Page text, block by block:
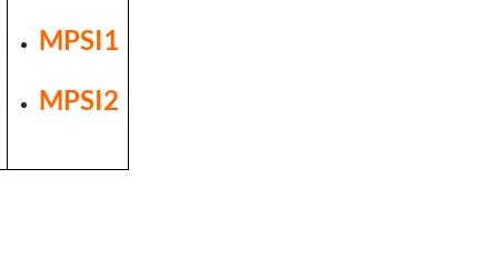
MPSI1
MPSI2